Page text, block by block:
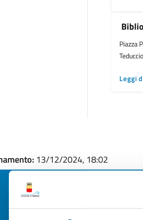
Piazza
Leggi
13/12/2024, 18:02